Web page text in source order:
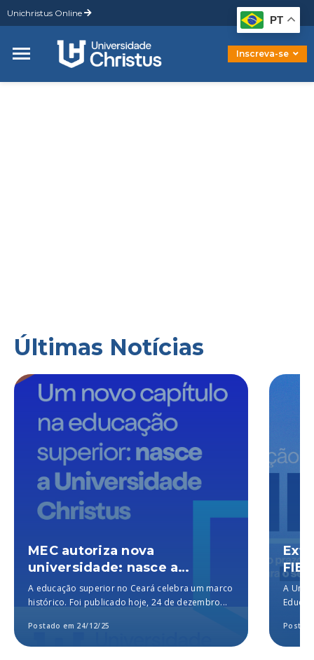
Unichristus Online
Inscreva-se
Graduação
Pós-Graduação
Mestrado
Doutorado
Últimas Notícias
MEC autoriza nova
universidade: nasce a
Universidade Christus, a
melhor particular do Brasil,
A educação superior no Ceará celebra um marco
histórico. Foi publicado hoje, 24 de dezembro...
Postado em 24/12/25
FIES
A
PT